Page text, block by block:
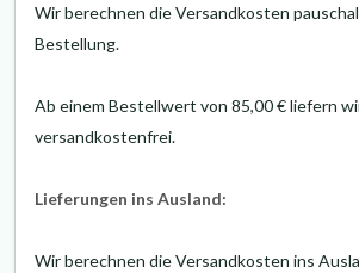
Wir berechnen die Versandkosten
Bestellung.
Ab einem Bestellwert von 85,00 € liefern
versandkostenfrei.
Lieferungen ins Ausland:
Wir berechnen die Versandkosten ins